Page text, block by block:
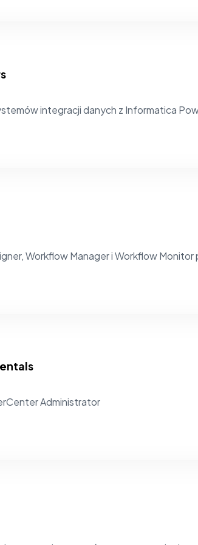
integracji danych z Informatica
Workflow Manager i Workflow
Administrator